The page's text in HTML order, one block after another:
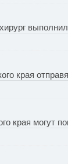
края
края могут